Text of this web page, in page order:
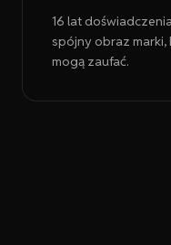
16 lat
spójny obraz
mogą zaufać.